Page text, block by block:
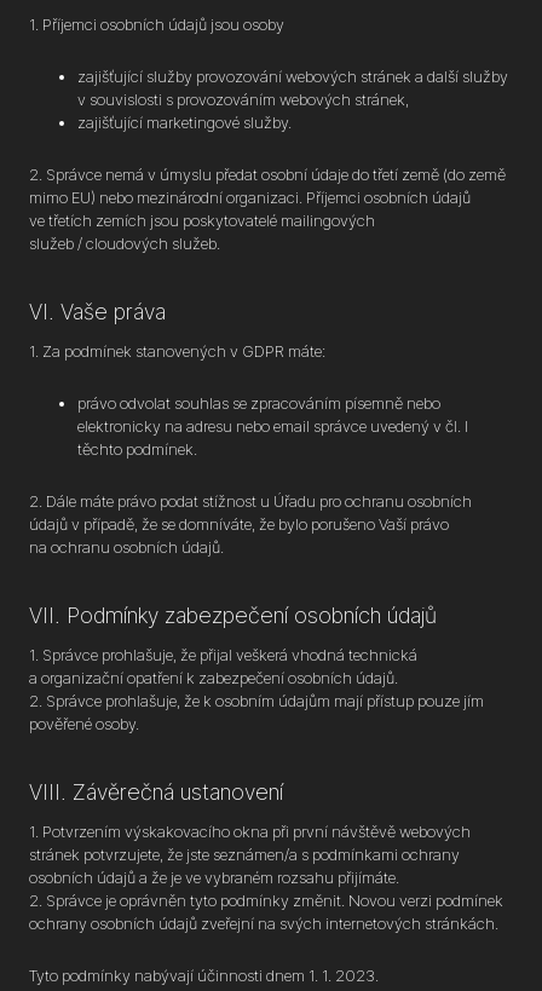
1. Příjemci osobních údajů jsou osoby
zajišťující služby provozování webových stránek a další služby
v souvislosti s provozováním webových stránek,
zajišťující marketingové služby.
2. Správce nemá v úmyslu předat osobní údaje do třetí země (do země
mimo EU) nebo mezinárodní organizaci. Příjemci osobních údajů
ve třetích zemích jsou poskytovatelé mailingových
služeb / cloudových služeb.
VI. Vaše práva
1. Za podmínek stanovených v GDPR máte:
právo odvolat souhlas se zpracováním písemně nebo
elektronicky na adresu nebo email správce uvedený v čl. I
těchto podmínek.
2. Dále máte právo podat stížnost u Úřadu pro ochranu osobních
údajů v případě, že se domníváte, že bylo porušeno Vaší právo
na ochranu osobních údajů.
VII. Podmínky zabezpečení osobních údajů
1. Správce prohlašuje, že přijal veškerá vhodná technická
a organizační opatření k zabezpečení osobních údajů.
2. Správce prohlašuje, že k osobním údajům mají přístup pouze jím
pověřené osoby.
VIII. Závěrečná ustanovení
1. Potvrzením výskakovacího okna při první návštěvě webových
stránek potvrzujete, že jste seznámen/a s podmínkami ochrany
osobních údajů a že je ve vybraném rozsahu přijímáte.
2. Správce je oprávněn tyto podmínky změnit. Novou verzi podmínek
ochrany osobních údajů zveřejní na svých internetových stránkách.
Tyto podmínky nabývají účinnosti dnem 1. 1. 2023.